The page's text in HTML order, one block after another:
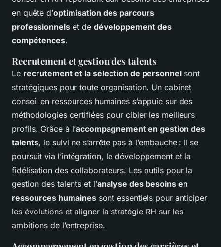
en quête d’optimisation des parcours
professionnels et de développement des
compétences.
Recrutement et gestion des talents
Le recrutement et la sélection de personnel sont
stratégiques pour toute organisation. Un cabinet
conseil en ressources humaines s’appuie sur des
méthodologies certifiées pour cibler les meilleurs
profils. Grâce à l’accompagnement en gestion des
talents, le suivi ne s’arrête pas à l’embauche : il se
poursuit via l’intégration, le développement et la
fidélisation des collaborateurs. Les outils pour la
gestion des talents et l’analyse des besoins en
ressources humaines sont essentiels pour anticiper
les évolutions et aligner la stratégie RH sur les
ambitions de l’entreprise.